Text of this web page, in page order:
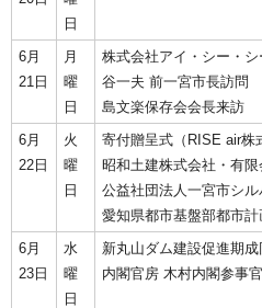
日
6月
21日
月
曜
日
株式会社アイ・シー・
谷一夫 前一宮市長訪問
島文楽保存会会長来訪
6月
22日
火
曜
日
寄付贈呈式（RISE air株
昭和土建株式会社・有限
公益社団法人一宮市シ
愛知県都市基盤部都市
6月
23日
水
曜
日
新丸山ダム建設促進期成
内閣官房 木村内閣参事